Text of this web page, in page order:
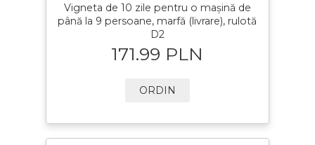
Vigneta de 10 zile pentru o mașină de
până la 9 persoane, marfă (livrare), rulotă
D2
171.99 PLN
ORDIN